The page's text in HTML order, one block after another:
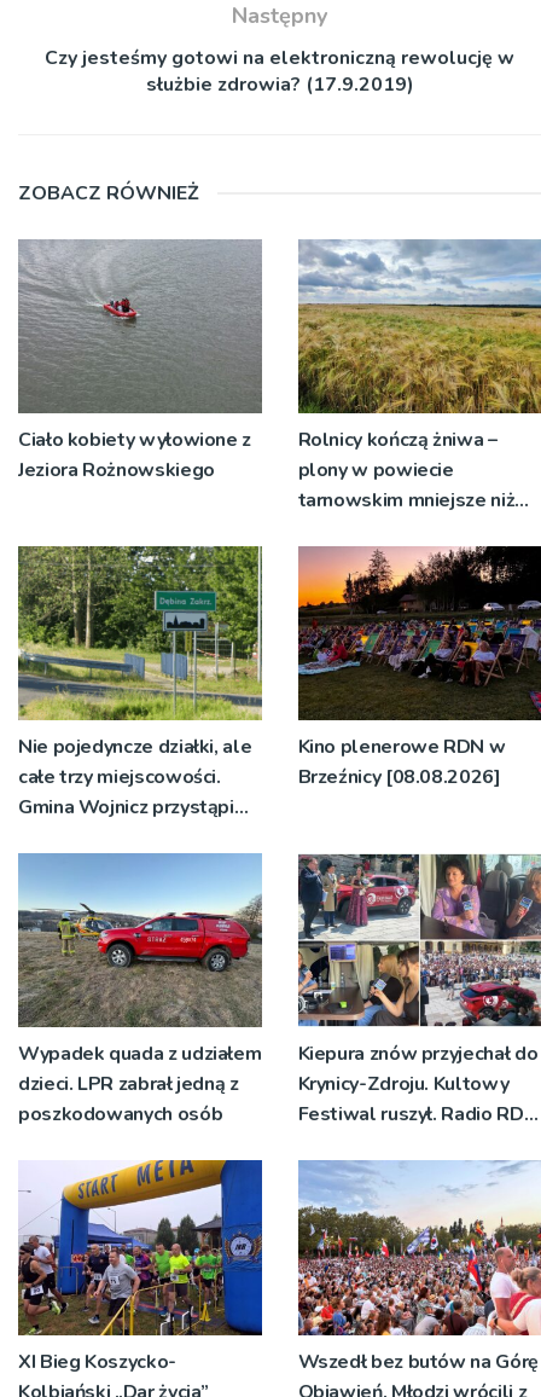
Następny
Czy jesteśmy gotowi na elektroniczną rewolucję w
służbie zdrowia? (17.9.2019)
ZOBACZ RÓWNIEŻ
Ciało kobiety wyłowione z
Jeziora Rożnowskiego
Rolnicy kończą żniwa –
plony w powiecie
tarnowskim mniejsze niż
Nie pojedyncze działki, ale
całe trzy miejscowości.
Gmina Wojnicz przystąpi
Kino plenerowe RDN w
Brzeźnicy [08.08.2026]
Wypadek quada z udziałem
dzieci. LPR zabrał jedną z
poszkodowanych osób
Kiepura znów przyjechał do
Krynicy-Zdroju. Kultowy
Festiwal ruszył. Radio RDN
żywo [ZDJĘCIA]
XI Bieg Koszycko-
Kolbiański „Dar życia”
Wszedł bez butów na Górę
Objawień. Młodzi wrócili z